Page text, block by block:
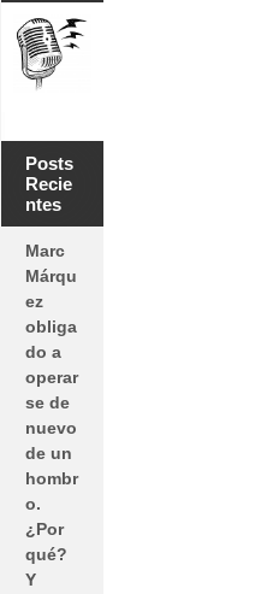
Posts
Recie
ntes
Marc
Márqu
ez
obliga
do a
operar
se de
nuevo
de un
hombr
o.
¿Por
qué?
Y